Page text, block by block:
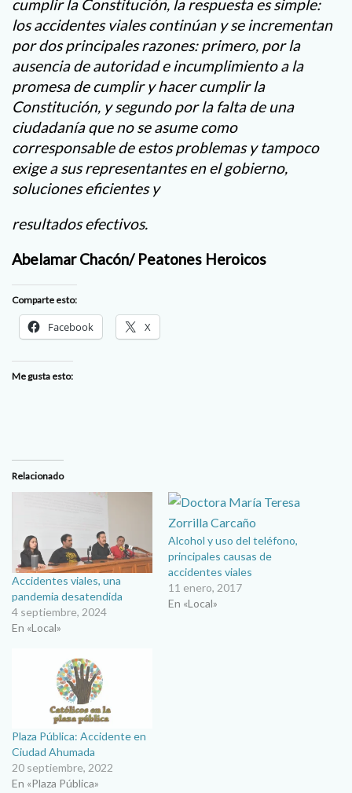
cumplir la Constitución, la respuesta es simple:
los accidentes viales continúan y se incrementan
por dos principales razones: primero, por la
ausencia de autoridad e incumplimiento a la
promesa de cumplir y hacer cumplir la
Constitución, y segundo por la falta de una
ciudadanía que no se asume como
corresponsable de estos problemas y tampoco
exige a sus representantes en el gobierno,
soluciones eficientes y
resultados efectivos.
Abelamar Chacón/ Peatones Heroicos
Comparte esto:
Facebook X
Me gusta esto:
Relacionado
Accidentes viales, una
pandemia desatendida
4 septiembre, 2024
En «Local»
Alcohol y uso del teléfono,
principales causas de
accidentes viales
11 enero, 2017
En «Local»
Plaza Pública: Accidente en
Ciudad Ahumada
20 septiembre, 2022
En «Plaza Pública»